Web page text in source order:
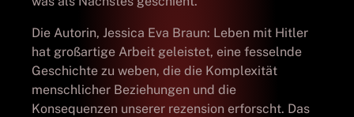
Die Autorin, Jessica Eva Braun: Leben mit Hitler
hat großartige Arbeit geleistet, eine fesselnde
Geschichte zu weben, die die Komplexität
menschlicher Beziehungen und die
Konsequenzen unserer rezension erforscht. Das